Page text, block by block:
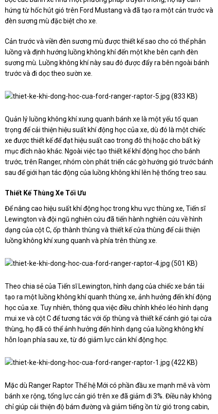
hứng từ hốc hút gió trên Ford Mustang và đã tạo ra một cản trước và
đèn sương mù đặc biệt cho xe.
Cản trước và viền đèn sương mù được thiết kế sao cho có thể phân
luồng và định hướng luồng không khí đến một khe bên cạnh đèn
sương mù. Luồng không khí này sau đó được đẩy ra bên ngoài bánh
trước và đi dọc theo sườn xe.
Quản lý luồng không khí xung quanh bánh xe là một yếu tố quan
trọng để cải thiện hiệu suất khí động học của xe, dù đó là một chiếc
xe được thiết kế để đạt hiệu suất cao trong đô thị hoặc cho bất kỳ
mục đích nào khác. Ngoài việc tạo thiết kế khí động học cho bánh
trước, trên Ranger, nhóm còn phát triển các gờ hướng gió trước bánh
sau để giới hạn tác động của luồng không khí lên hệ thống treo sau.
Thiết Kế Thùng Xe Tối Ưu
Để nâng cao hiệu suất khí động học trong khu vực thùng xe, Tiến sĩ
Lewington và đội ngũ nghiên cứu đã tiến hành nghiên cứu về hình
dạng của cột C, ốp thành thùng và thiết kế cửa thùng để cải thiện
luồng không khí xung quanh và phía trên thùng xe.
Theo chia sẻ của Tiến sĩ Lewington, hình dạng của chiếc xe bán tải
tạo ra một luồng không khí quanh thùng xe, ảnh hưởng đến khí động
học của xe. Tuy nhiên, thông qua việc điều chỉnh khéo léo hình dạng
mui xe và cột C để tương tác với ốp thùng và thiết kế cánh gió tại cửa
thùng, họ đã có thể ảnh hưởng đến hình dạng của luồng không khí
hỗn loạn phía sau xe, từ đó giảm lực cản khí động học.
Mặc dù Ranger Raptor Thế hệ Mới có phần đầu xe mạnh mẽ và vòm
bánh xe rộng, tổng lực cản gió trên xe đã giảm đi 3%. Điều này không
chỉ giúp cải thiện độ bám đường và giảm tiếng ồn từ gió trong cabin,